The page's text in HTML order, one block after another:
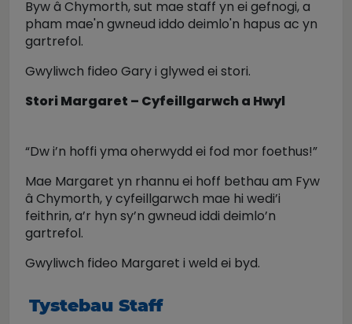
Byw â Chymorth, sut mae staff yn ei gefnogi, a
pham mae'n gwneud iddo deimlo'n hapus ac yn
gartrefol.
Gwyliwch fideo Gary i glywed ei stori.
Stori Margaret – Cyfeillgarwch a Hwyl
“Dw i’n hoffi yma oherwydd ei fod mor foethus!”
Mae Margaret yn rhannu ei hoff bethau am Fyw
â Chymorth, y cyfeillgarwch mae hi wedi’i
feithrin, a’r hyn sy’n gwneud iddi deimlo’n
gartrefol.
Gwyliwch fideo Margaret i weld ei byd.
Tystebau Staff